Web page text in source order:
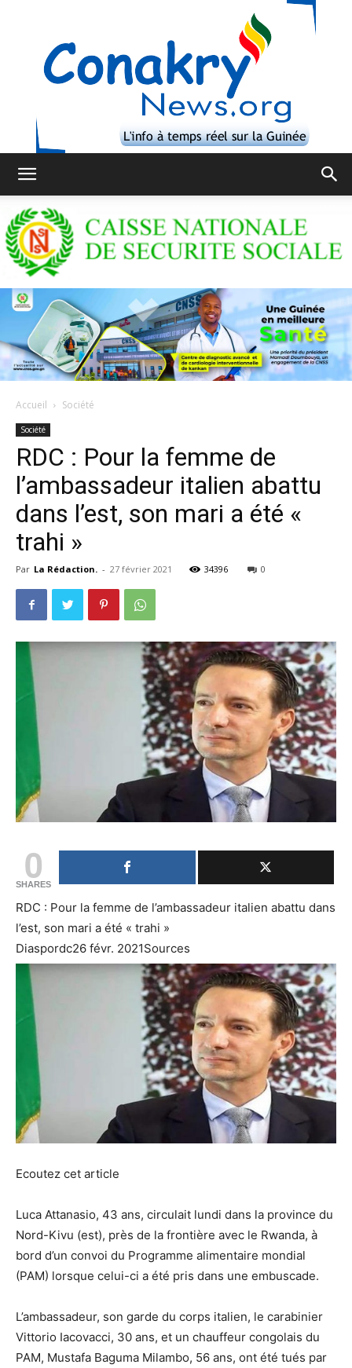
Accueil Société
Société
RDC : Pour la femme de
l’ambassadeur italien abattu
dans l’est, son mari a été «
trahi »
Par La Rédaction. - 27 février 2021 34396 0
0
SHARES
RDC : Pour la femme de l’ambassadeur italien abattu dans
l’est, son mari a été « trahi »
Diaspordc26 févr. 2021Sources
Ecoutez cet article
Luca Attanasio, 43 ans, circulait lundi dans la province du
Nord-Kivu (est), près de la frontière avec le Rwanda, à
bord d’un convoi du Programme alimentaire mondial
(PAM) lorsque celui-ci a été pris dans une embuscade.
L’ambassadeur, son garde du corps italien, le carabinier
Vittorio Iacovacci, 30 ans, et un chauffeur congolais du
PAM, Mustafa Baguma Milambo, 56 ans, ont été tués par